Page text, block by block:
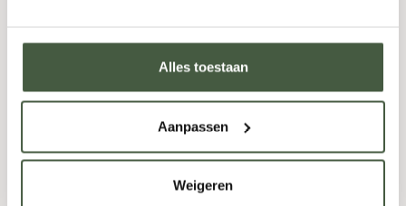
Alles toestaan
Aanpassen
Weigeren